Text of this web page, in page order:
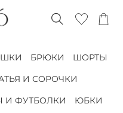
БРЮКИ
ШОРТЫ
И СОРОЧКИ
И ФУТБОЛКИ
ЮБКИ